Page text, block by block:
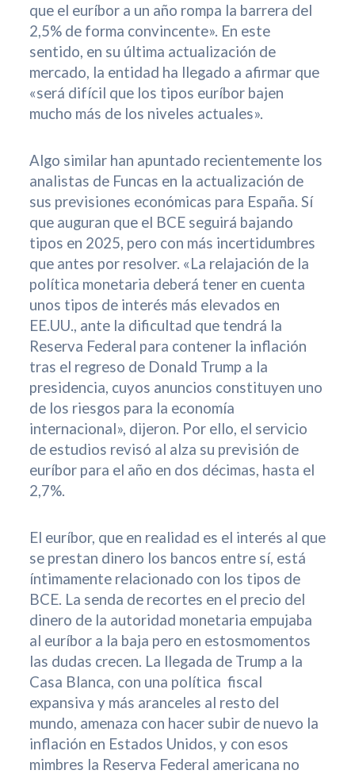
que el euríbor a un año rompa la barrera del
2,5% de forma convincente». En este
sentido, en su última actualización de
mercado, la entidad ha llegado a afirmar que
«será difícil que los tipos euríbor bajen
mucho más de los niveles actuales».
Algo similar han apuntado recientemente los
analistas de Funcas en la actualización de
sus previsiones económicas para España. Sí
que auguran que el BCE seguirá bajando
tipos en 2025, pero con más incertidumbres
que antes por resolver. «La relajación de la
política monetaria deberá tener en cuenta
unos tipos de interés más elevados en
EE.UU., ante la dificultad que tendrá la
Reserva Federal para contener la inflación
tras el regreso de Donald Trump a la
presidencia, cuyos anuncios constituyen uno
de los riesgos para la economía
internacional», dijeron. Por ello, el servicio
de estudios revisó al alza su previsión de
euríbor para el año en dos décimas, hasta el
2,7%.
El euríbor, que en realidad es el interés al que
se prestan dinero los bancos entre sí, está
íntimamente relacionado con los tipos de
BCE. La senda de recortes en el precio del
dinero de la autoridad monetaria empujaba
al euríbor a la baja pero en estosmomentos
las dudas crecen. La llegada de Trump a la
Casa Blanca, con una política fiscal
expansiva y más aranceles al resto del
mundo, amenaza con hacer subir de nuevo la
inflación en Estados Unidos, y con esos
mimbres la Reserva Federal americana no